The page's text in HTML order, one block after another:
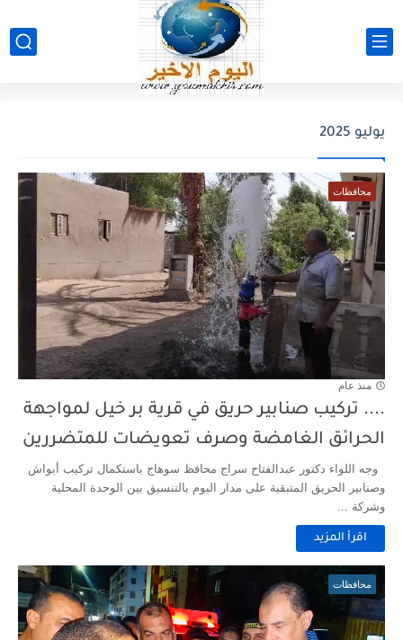
يوليو 2025
محافظات
منذ عام
.... تركيب صنابير حريق في قرية بر خيل لمواجهة
الحرائق الغامضة وصرف تعويضات للمتضررين
وجه اللواء دكتور عبدالفتاح سراج محافظ سوهاج باستكمال تركيب أبواش
وصنابير الحريق المتبقية على مدار اليوم بالتنسيق بين الوحدة المحلية
وشركة ...
اقرأ المزيد
محافظات